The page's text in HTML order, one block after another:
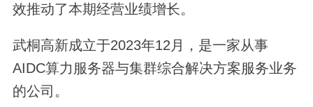
效推动了本期经营业绩增长。
武桐高新成立于2023年12月，是一家从事
AIDC算力服务器与集群综合解决方案服务业务
的公司。